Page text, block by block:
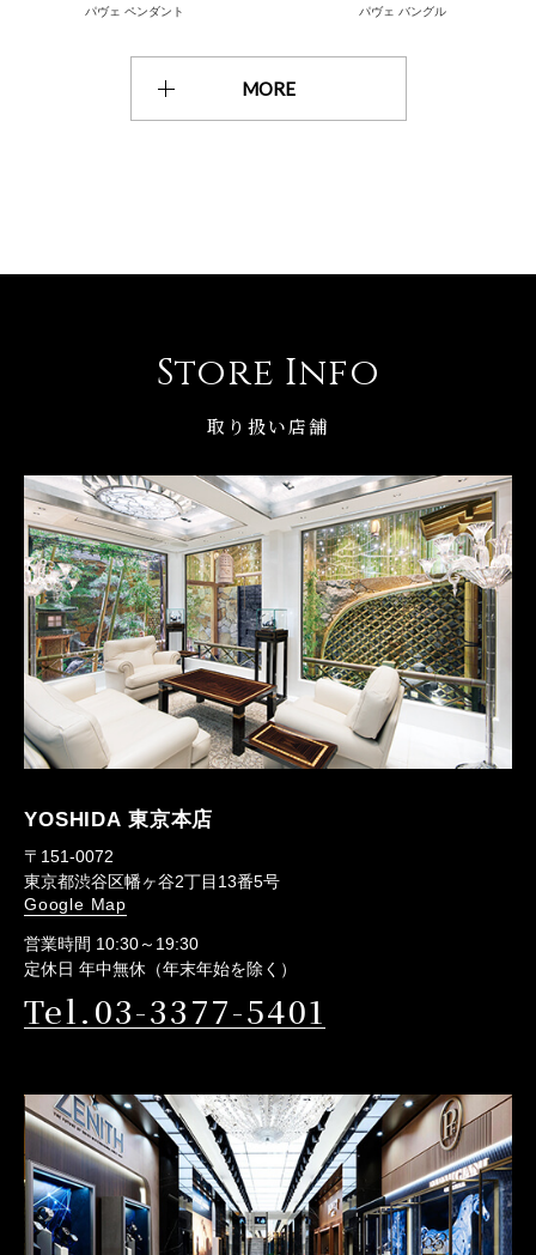
パヴェ ペンダント
パヴェ バングル
MORE
Store Info
取り扱い店舗
YOSHIDA 東京本店
〒151-0072
東京都渋谷区幡ヶ谷2丁目13番5号
Google Map
営業時間 10:30～19:30
定休日 年中無休（年末年始を除く）
Tel.03-3377-5401